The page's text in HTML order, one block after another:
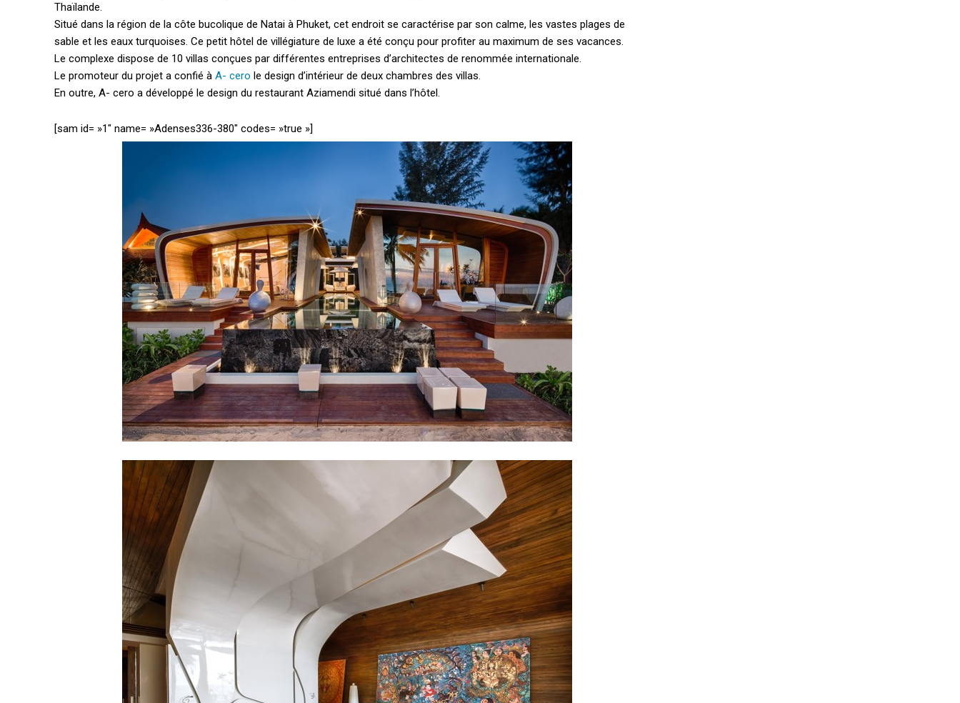
Thaïlande.
Situé dans la région de la côte bucolique de Natai à Phuket, cet endroit se caractérise par son calme, les vastes plages de
sable et les eaux turquoises. Ce petit hôtel de villégiature de luxe a été conçu pour profiter au maximum de ses vacances.
Le complexe dispose de 10 villas conçues par différentes entreprises d’architectes de renommée internationale.
Le promoteur du projet a confié à A- cero le design d’intérieur de deux chambres des villas.
En outre, A- cero a développé le design du restaurant Aziamendi situé dans l’hôtel.
[sam id= »1″ name= »Adenses336-380″ codes= »true »]